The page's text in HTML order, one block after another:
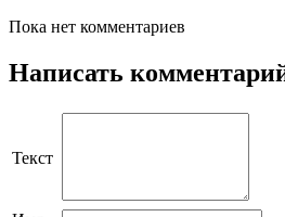
Пока нет комментариев
Написать
Текст